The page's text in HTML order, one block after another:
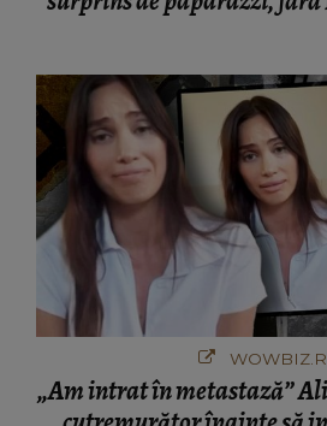
„Am intrat în metastază”